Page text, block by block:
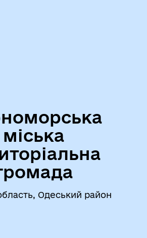
міська
Одеський район